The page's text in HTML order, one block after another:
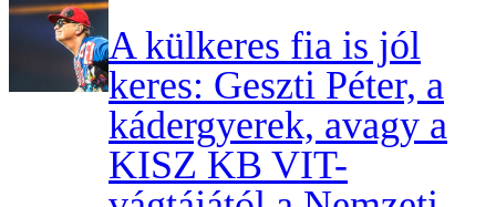
A külkeres fia is jól
keres: Geszti Péter, a
kádergyerek, avagy a
KISZ KB VIT-